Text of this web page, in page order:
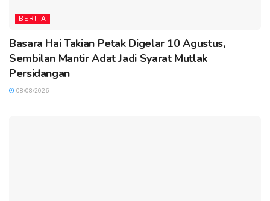
BERITA
Basara Hai Takian Petak Digelar 10 Agustus,
Sembilan Mantir Adat Jadi Syarat Mutlak
Persidangan
08/08/2026